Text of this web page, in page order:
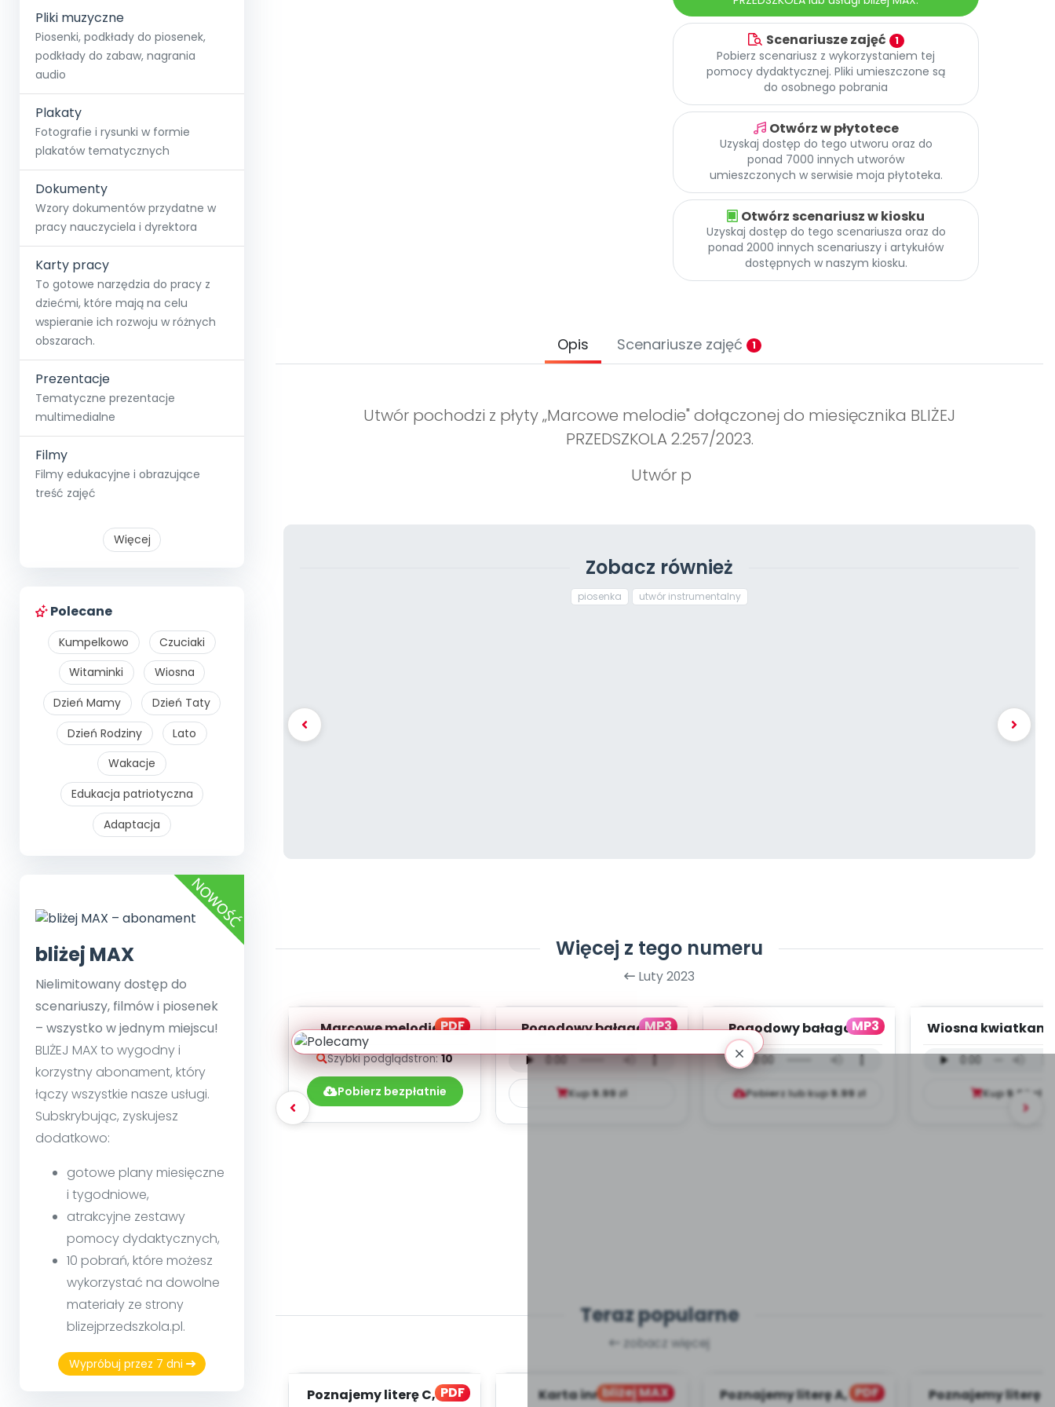
Pliki muzyczne
Piosenki, podkłady do piosenek,
podkłady do zabaw, nagrania
audio
Plakaty
Fotografie i rysunki w formie
plakatów tematycznych
Dokumenty
Wzory dokumentów przydatne w
pracy nauczyciela i dyrektora
Karty pracy
To gotowe narzędzia do pracy z
dziećmi, które mają na celu
wspieranie ich rozwoju w różnych
obszarach.
Prezentacje
Tematyczne prezentacje
multimedialne
Filmy
Filmy edukacyjne i obrazujące
treść zajęć
Więcej
Polecane
Kumpelkowo
Czuciaki
Witaminki
Wiosna
Dzień Mamy
Dzień Taty
Dzień Rodziny
Lato
Wakacje
Edukacja patriotyczna
Adaptacja
bliżej MAX
Nielimitowany dostęp do
scenariuszy, filmów i piosenek
– wszystko w jednym miejscu!
BLIŻEJ MAX to wygodny i
korzystny abonament, który
łączy wszystkie nasze usługi.
Subskrybując, zyskujesz
dodatkowo:
gotowe plany miesięczne
i tygodniowe,
atrakcyjne zestawy
pomocy dydaktycznych,
10 pobrań, które możesz
wykorzystać na dowolne
materiały ze strony
blizejprzedszkola.pl.
Wypróbuj przez 7 dni
Scenariusze zajęć 1
Pobierz scenariusz z wykorzystaniem tej
pomocy dydaktycznej. Pliki umieszczone są
do osobnego pobrania
Otwórz w płytotece
Uzyskaj dostęp do tego utworu oraz do
ponad 7000 innych utworów
umieszczonych w serwisie moja płytoteka.
Otwórz scenariusz w kiosku
Uzyskaj dostęp do tego scenariusza oraz do
ponad 2000 innych scenariuszy i artykułów
dostępnych w naszym kiosku.
Opis Scenariusze zajęć 1
Utwór pochodzi z płyty „Marcowe melodie" dołączonej do miesięcznika BLIŻEJ
PRZEDSZKOLA 2.257/2023.
Utwór p
Zobacz również
piosenka utwór instrumentalny
Więcej z tego numeru
Luty 2023
PDF
Marcowe melodie -
teksty piosenek
Szybki podglądstron:10
Pobierz bezpłatnie
MP3
Pogodowy bałagan -
mp3)
Kup9.99zł
MP3
Pogodowy bałagan -
wersja instrumentalna
(PD, mp3)
Pobierz lub kup9.99zł
Wiosna
(PD, mp3)
Kup9.99 zł
Teraz popularne
zobacz więcej
PDF
Poznajemy literę C, cz. 1
bliżej MAX
Karta innowacji
PDF
Poznajemy literę A, CZ. 1
Poznajemy literę D,